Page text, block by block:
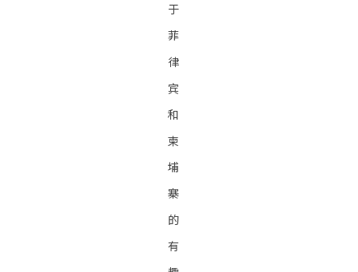
于
菲
律
宾
和
柬
埔
寨
的
有